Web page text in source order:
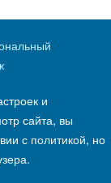
и
сайта, вы
с политикой, но